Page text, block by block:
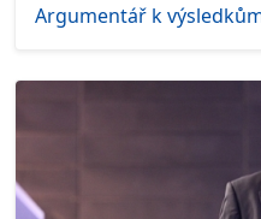
Argumentář k